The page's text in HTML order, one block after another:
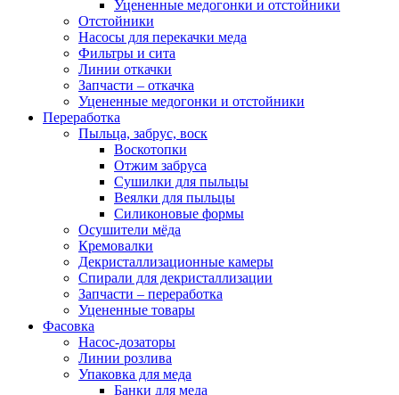
Уцененные медогонки и отстойники
Отстойники
Насосы для перекачки меда
Фильтры и сита
Линии откачки
Запчасти – откачка
Уцененные медогонки и отстойники
Переработка
Пыльца, забрус, воск
Воскотопки
Отжим забруса
Сушилки для пыльцы
Веялки для пыльцы
Силиконовые формы
Осушители мёда
Кремовалки
Декристаллизационные камеры
Спирали для декристаллизации
Запчасти – переработка
Уцененные товары
Фасовка
Насос-дозаторы
Линии розлива
Упаковка для меда
Банки для меда